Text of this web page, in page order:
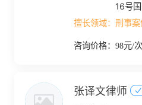
16号
擅长领域：刑事
咨询价格：98元/次
张译文律师